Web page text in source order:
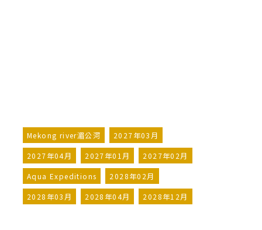
Mekong river湄公河 2027年03月
2027年04月 2027年01月 2027年02月
Aqua Expeditions 2028年02月
2028年03月 2028年04月 2028年12月